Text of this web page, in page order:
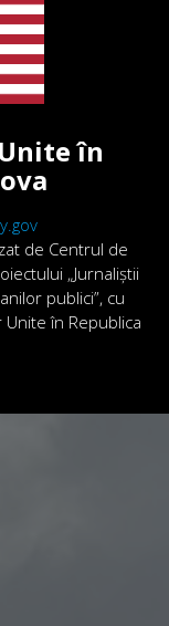
în
de Centrul de
„Jurnaliștii
publici”, cu
în Republica